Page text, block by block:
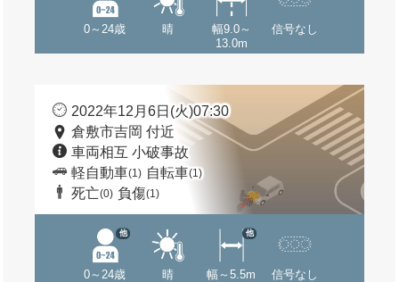
0～24歳 晴
幅9.0～
13.0m
信号なし
2022年12月6日(火)07:30
倉敷市吉岡 付近
車両相互 小破事故
軽自動車(1) 自転車(1)
死亡(0) 負傷(1)
0～24歳
他
晴 幅～5.5m
他
信号なし